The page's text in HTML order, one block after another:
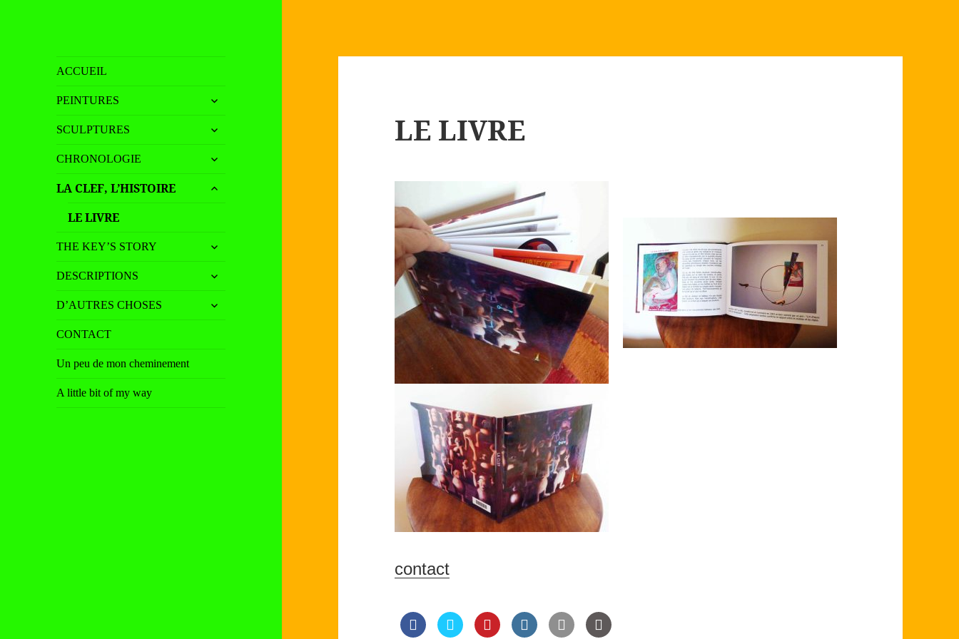
Madame Martoll
analyses de tableaux –
processus de création
ACCUEIL
PEINTURES
ouvrir
le
sous-
menu
SCULPTURES
ouvrir
le
sous-
menu
CHRONOLOGIE
ouvrir
le
sous-
menu
LA CLEF, L’HISTOIRE
ouvrir
le
menu
LE LIVRE
THE KEY’S STORY
ouvrir
le
sous-
menu
DESCRIPTIONS
ouvrir
le
sous-
menu
D’AUTRES CHOSES
ouvrir
le
menu
CONTACT
Un peu de mon cheminement
A little bit of my way
LE LIVRE
contact